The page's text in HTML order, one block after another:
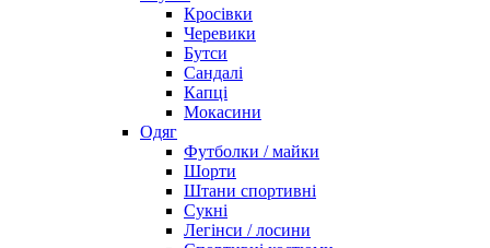
Кросівки
Черевики
Бутси
Сандалі
Капці
Мокасини
Одяг
Футболки / майки
Шорти
Штани спортивні
Сукні
Легінси / лосини